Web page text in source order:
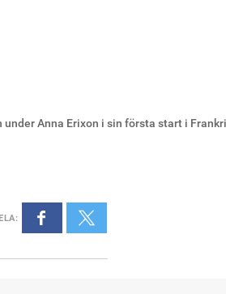
Anna Erixon i sin första start i
: